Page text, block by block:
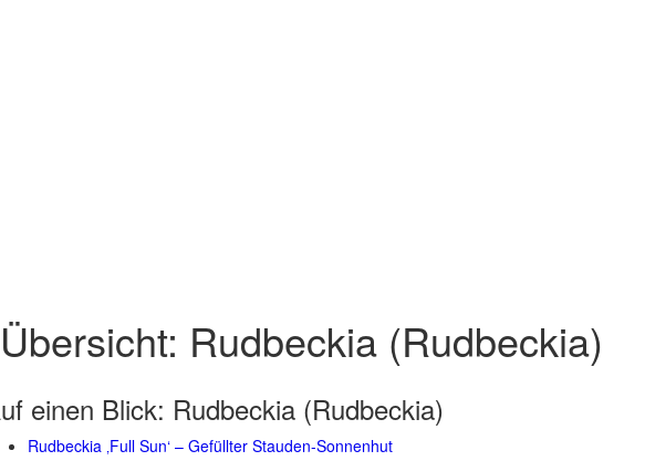
Übersicht: Rudbeckia (Rudbeckia)
einen Blick: Rudbeckia (Rudbeckia)
Rudbeckia ‚Full Sun‘ – Gefüllter Stauden-Sonnenhut